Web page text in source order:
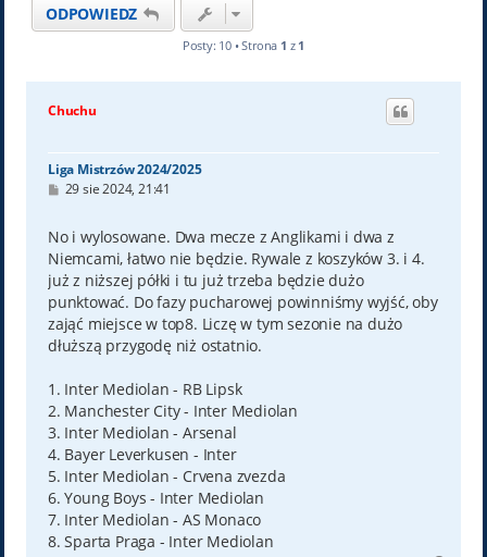
ODPOWIEDZ
Posty: 10 • Strona 1 z 1
Chuchu
Liga Mistrzów 2024/2025
P
t
29 sie 2024, 21:41
No i wylosowane. Dwa mecze z Anglikami i dwa z
Niemcami, łatwo nie będzie. Rywale z koszyków 3. i 4.
już z niższej półki i tu już trzeba będzie dużo
punktować. Do fazy pucharowej powinniśmy wyjść, oby
zająć miejsce w top8. Liczę w tym sezonie na dużo
dłuższą przygodę niż ostatnio.
1. Inter Mediolan - RB Lipsk
2. Manchester City - Inter Mediolan
3. Inter Mediolan - Arsenal
4. Bayer Leverkusen - Inter
5. Inter Mediolan - Crvena zvezda
6. Young Boys - Inter Mediolan
7. Inter Mediolan - AS Monaco
8. Sparta Praga - Inter Mediolan